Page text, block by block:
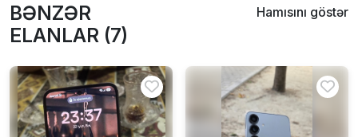
BƏNZƏR
ELANLAR (7)
Hamısını göstər